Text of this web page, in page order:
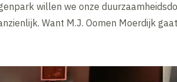
willen we onze
Want M.J. Oomen Moerdijk